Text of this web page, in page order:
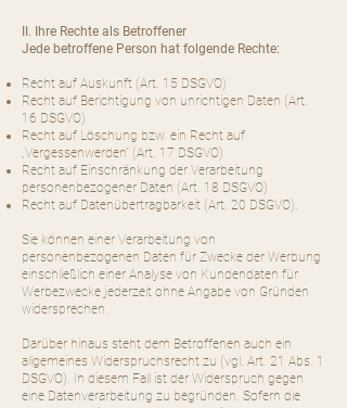
II. Ihre Rechte als Betroffener
Jede betroffene Person hat folgende Rechte:
Recht auf Auskunft (Art. 15 DSGVO)
Recht auf Berichtigung von unrichtigen Daten (Art.
16 DSGVO)
Recht auf Löschung bzw. ein Recht auf
„Vergessenwerden“ (Art. 17 DSGVO)
Recht auf Einschränkung der Verarbeitung
personenbezogener Daten (Art. 18 DSGVO)
Recht auf Datenübertragbarkeit (Art. 20 DSGVO).
Sie können einer Verarbeitung von
personenbezogenen Daten für Zwecke der Werbung
einschließlich einer Analyse von Kundendaten für
Werbezwecke jederzeit ohne Angabe von Gründen
widersprechen.
Darüber hinaus steht dem Betroffenen auch ein
allgemeines Widerspruchsrecht zu (vgl. Art. 21 Abs. 1
DSGVO). In diesem Fall ist der Widerspruch gegen
eine Datenverarbeitung zu begründen. Sofern die